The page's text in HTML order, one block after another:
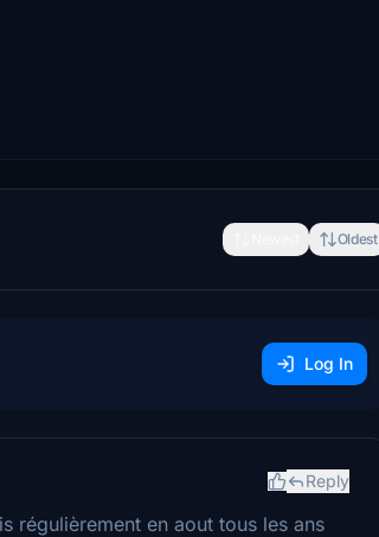
Oldest
Log In
Reply
régulièrement en aout tous les ans